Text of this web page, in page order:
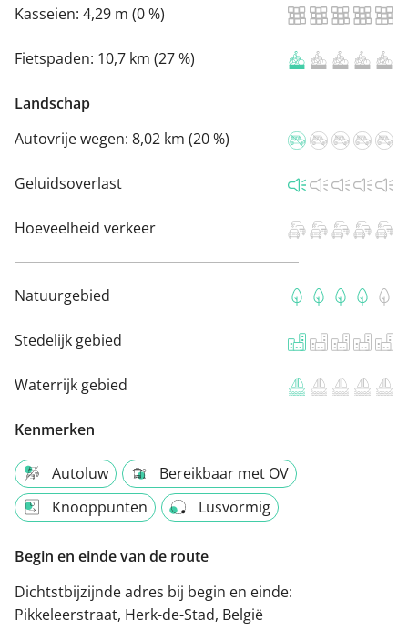
Kasseien: 4,29 m (0 %)
Fietspaden: 10,7 km (27 %)
Landschap
Autovrije wegen: 8,02 km (20 %)
Geluidsoverlast
Hoeveelheid verkeer
Natuurgebied
Stedelijk gebied
Waterrijk gebied
Kenmerken
Autoluw
Bereikbaar met OV
Knooppunten
Lusvormig
Begin en einde van de route
Dichtstbijzijnde adres bij begin en einde:
Pikkeleerstraat, Herk-de-Stad, België